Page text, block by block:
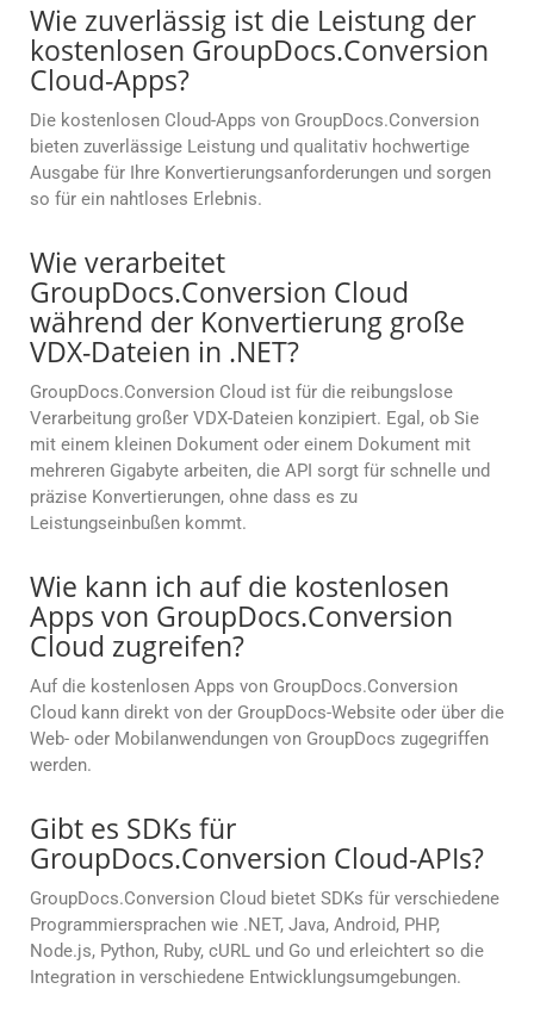
Wie zuverlässig ist die Leistung der
kostenlosen GroupDocs.Conversion
Cloud-Apps?
Die kostenlosen Cloud-Apps von GroupDocs.Conversion
bieten zuverlässige Leistung und qualitativ hochwertige
Ausgabe für Ihre Konvertierungsanforderungen und sorgen
so für ein nahtloses Erlebnis.
Wie verarbeitet
GroupDocs.Conversion Cloud
während der Konvertierung große
VDX-Dateien in .NET?
GroupDocs.Conversion Cloud ist für die reibungslose
Verarbeitung großer VDX-Dateien konzipiert. Egal, ob Sie
mit einem kleinen Dokument oder einem Dokument mit
mehreren Gigabyte arbeiten, die API sorgt für schnelle und
präzise Konvertierungen, ohne dass es zu
Leistungseinbußen kommt.
Wie kann ich auf die kostenlosen
Apps von GroupDocs.Conversion
Cloud zugreifen?
Auf die kostenlosen Apps von GroupDocs.Conversion
Cloud kann direkt von der GroupDocs-Website oder über die
Web- oder Mobilanwendungen von GroupDocs zugegriffen
werden.
Gibt es SDKs für
GroupDocs.Conversion Cloud-APIs?
GroupDocs.Conversion Cloud bietet SDKs für verschiedene
Programmiersprachen wie .NET, Java, Android, PHP,
Node.js, Python, Ruby, cURL und Go und erleichtert so die
Integration in verschiedene Entwicklungsumgebungen.